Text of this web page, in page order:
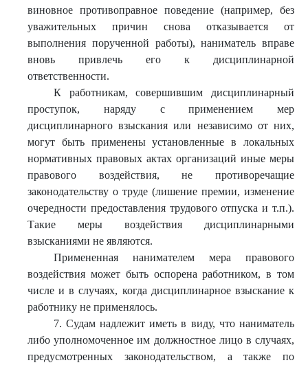
виновное противоправное поведение (например, без
уважительных причин снова отказывается от
выполнения порученной работы), наниматель вправе
вновь привлечь его к дисциплинарной
ответственности.
К работникам, совершившим дисциплинарный
проступок, наряду с применением мер
дисциплинарного взыскания или независимо от них,
могут быть применены установленные в локальных
нормативных правовых актах организаций иные меры
правового воздействия, не противоречащие
законодательству о труде (лишение премии, изменение
очередности предоставления трудового отпуска и т.п.).
Такие меры воздействия дисциплинарными
взысканиями не являются.
Примененная нанимателем мера правового
воздействия может быть оспорена работником, в том
числе и в случаях, когда дисциплинарное взыскание к
работнику не применялось.
7. Судам надлежит иметь в виду, что наниматель
либо уполномоченное им должностное лицо в случаях,
предусмотренных законодательством, а также по